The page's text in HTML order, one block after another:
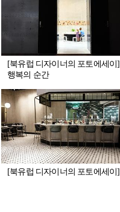
[북유럽 디자이너의 포토에세이]
행복의 순간
[북유럽 디자이너의 포토에세이]